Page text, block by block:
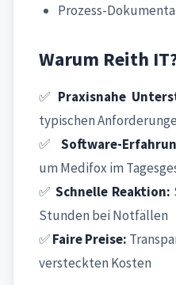
Prozess-
Warum Reith
✅ Praxisnahe
typischen
✅ Software-
um Medifox im
✅ Schnelle Reaktion:
Stunden bei Notfällen
✅Faire Preise:
versteckten Kosten